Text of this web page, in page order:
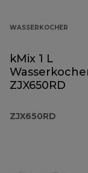
WASSERKOCHER
kMix 1 L
ZJX650RD
ZJX650RD